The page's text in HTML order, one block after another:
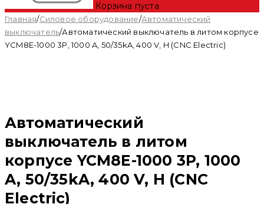
Корзина пуста
Главная/Силовое оборудование/Автоматический
выключатель/Автоматический выключатель в литом корпусе
YCM8E-1000 3P, 1000 A, 50/35kA, 400 V, H (CNC Electric)
Автоматический
выключатель в литом
корпусе YCM8E-1000 3P, 1000
A, 50/35kA, 400 V, H (CNC
Electric)